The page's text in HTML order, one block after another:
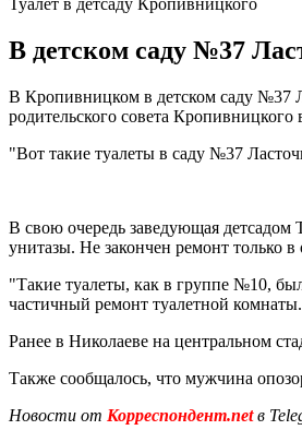
В детском саду №37
В Кропивницком в детском саду №37
родительского совета Кропивницкого
"Вот такие туалеты в саду №37
В свою очередь заведующая детсадом
унитазы. Не закончен ремонт только в
"Такие туалеты, как в группе №10,
частичный ремонт туалетной
Ранее в Николаеве на центральном
Также сообщалось, что мужчина
Новости от Корреспондент.netв